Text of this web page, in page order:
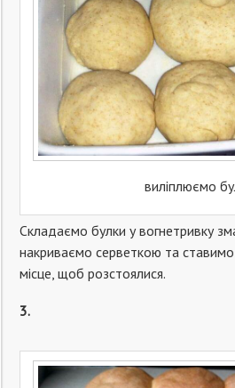
виліплюємо
Складаємо булки у вогнетривку
накриваємо серветкою та
місце, щоб розстоялися.
3.